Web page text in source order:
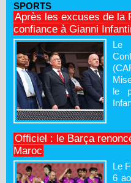
SPORTS
Après les excuses de la
confiance à Gianni
Le
le
Officiel : le Barça
Maroc
Le
6